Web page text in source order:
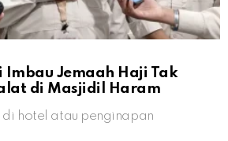
Imbau Jemaah Haji Tak
di Masjidil Haram
di hotel atau penginapan